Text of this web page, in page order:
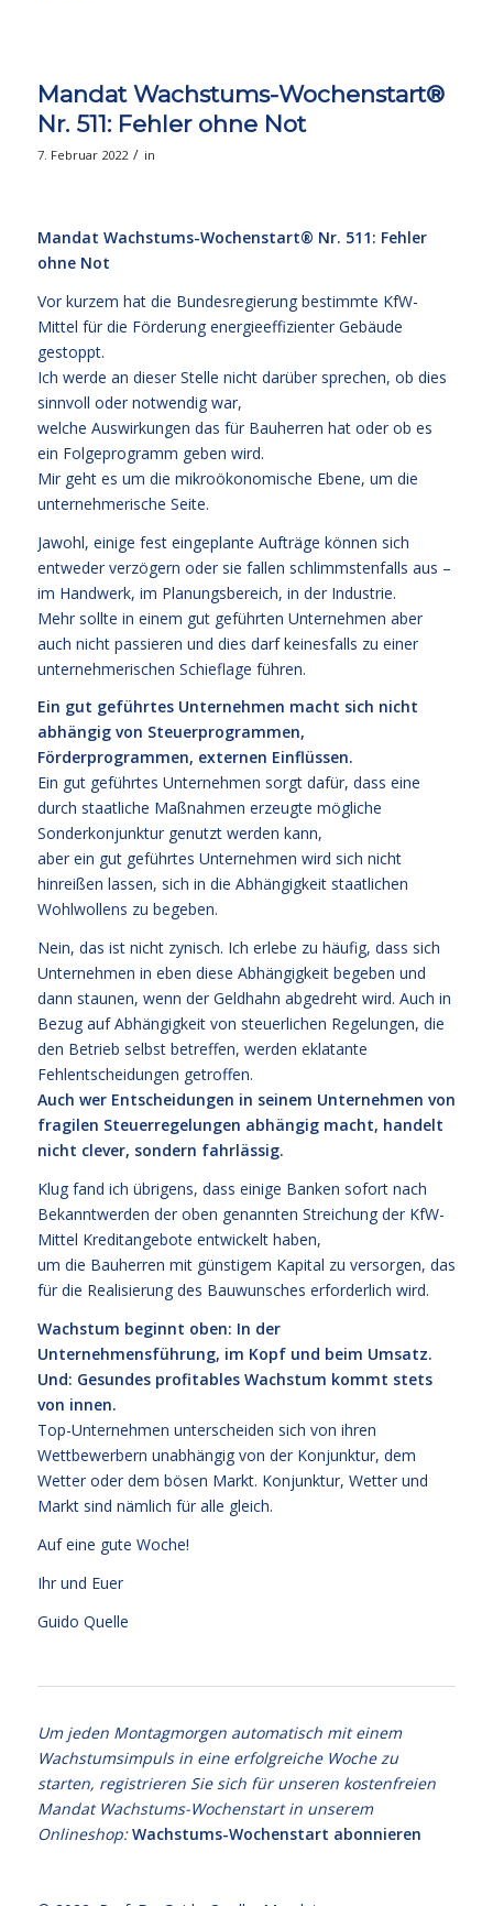
Mandat Wachstums-Wochenstart®
Nr. 511: Fehler ohne Not
7. Februar 2022 / in
Mandat Wachstums-Wochenstart® Nr. 511: Fehler
ohne Not
Vor kurzem hat die Bundesregierung bestimmte KfW-
Mittel für die Förderung energieeffizienter Gebäude
gestoppt.
Ich werde an dieser Stelle nicht darüber sprechen, ob dies
sinnvoll oder notwendig war,
welche Auswirkungen das für Bauherren hat oder ob es
ein Folgeprogramm geben wird.
Mir geht es um die mikroökonomische Ebene, um die
unternehmerische Seite.
Jawohl, einige fest eingeplante Aufträge können sich
entweder verzögern oder sie fallen schlimmstenfalls aus –
im Handwerk, im Planungsbereich, in der Industrie.
Mehr sollte in einem gut geführten Unternehmen aber
auch nicht passieren und dies darf keinesfalls zu einer
unternehmerischen Schieflage führen.
Ein gut geführtes Unternehmen macht sich nicht
abhängig von Steuerprogrammen,
Förderprogrammen, externen Einflüssen.
Ein gut geführtes Unternehmen sorgt dafür, dass eine
durch staatliche Maßnahmen erzeugte mögliche
Sonderkonjunktur genutzt werden kann,
aber ein gut geführtes Unternehmen wird sich nicht
hinreißen lassen, sich in die Abhängigkeit staatlichen
Wohlwollens zu begeben.
Nein, das ist nicht zynisch. Ich erlebe zu häufig, dass sich
Unternehmen in eben diese Abhängigkeit begeben und
dann staunen, wenn der Geldhahn abgedreht wird. Auch in
Bezug auf Abhängigkeit von steuerlichen Regelungen, die
den Betrieb selbst betreffen, werden eklatante
Fehlentscheidungen getroffen.
Auch wer Entscheidungen in seinem Unternehmen von
fragilen Steuerregelungen abhängig macht, handelt
nicht clever, sondern fahrlässig.
Klug fand ich übrigens, dass einige Banken sofort nach
Bekanntwerden der oben genannten Streichung der KfW-
Mittel Kreditangebote entwickelt haben,
um die Bauherren mit günstigem Kapital zu versorgen, das
für die Realisierung des Bauwunsches erforderlich wird.
Wachstum beginnt oben: In der
Unternehmensführung, im Kopf und beim Umsatz.
Und: Gesundes profitables Wachstum kommt stets
von innen.
Top-Unternehmen unterscheiden sich von ihren
Wettbewerbern unabhängig von der Konjunktur, dem
Wetter oder dem bösen Markt. Konjunktur, Wetter und
Markt sind nämlich für alle gleich.
Auf eine gute Woche!
Ihr und Euer
Guido Quelle
Um jeden Montagmorgen automatisch mit einem
Wachstumsimpuls in eine erfolgreiche Woche zu
starten, registrieren Sie sich für unseren kostenfreien
Mandat Wachstums-Wochenstart in unserem
Onlineshop:Wachstums-Wochenstart abonnieren